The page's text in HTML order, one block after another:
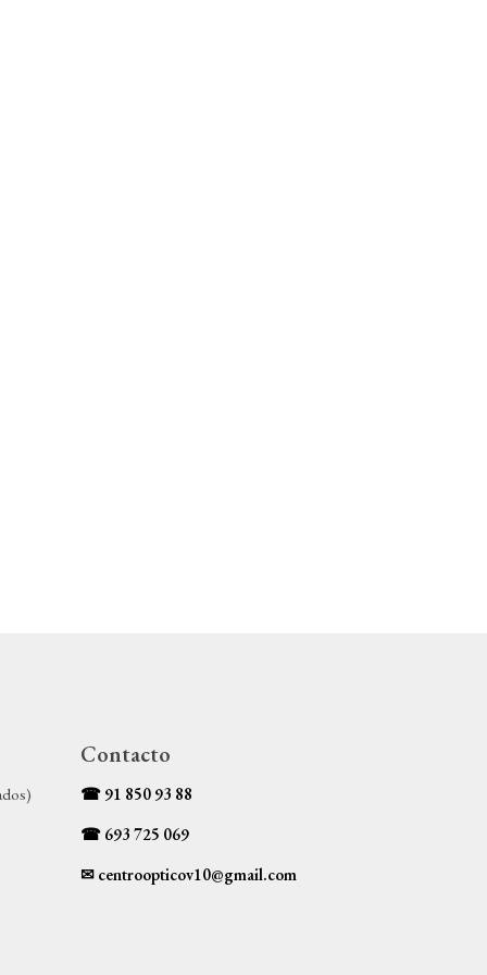
Contacto
☎ 91 850 93 88
☎ 693 725 069
✉ centroopticov10@gmail.com